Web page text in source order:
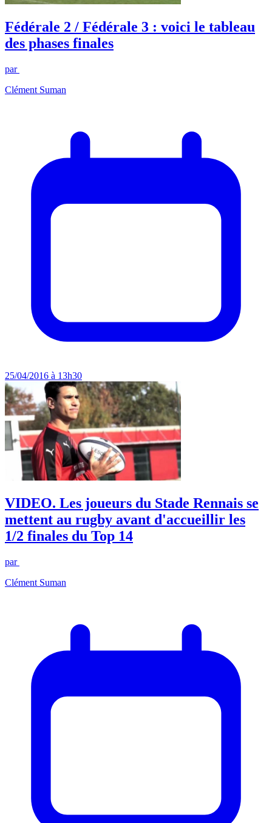
Fédérale 2 / Fédérale 3 : voici le tableau
des phases finales
par
Clément Suman
25/04/2016 à 13h30
VIDEO. Les joueurs du Stade Rennais se
mettent au rugby avant d'accueillir les
1/2 finales du Top 14
par
Clément Suman